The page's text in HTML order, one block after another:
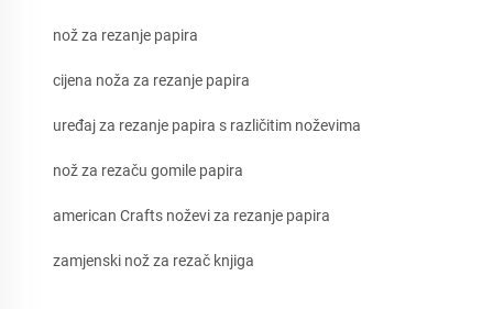
nož za rezanje papira
cijena noža za rezanje papira
uređaj za rezanje papira s različitim noževima
nož za rezaču gomile papira
american Crafts noževi za rezanje papira
zamjenski nož za rezač knjiga